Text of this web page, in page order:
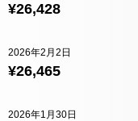
¥26,428
¥26,465
2026年2月2日
2026年1月30日